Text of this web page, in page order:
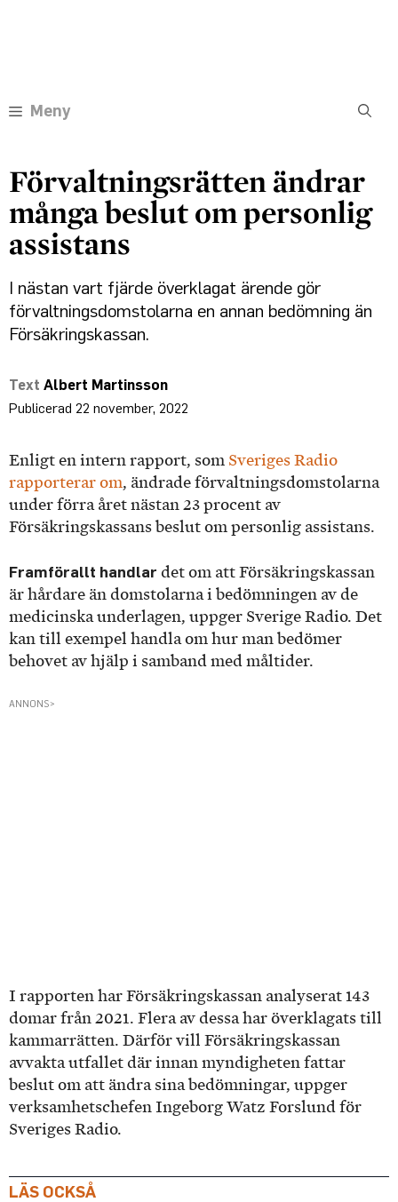
Meny
Förvaltningsrätten ändrar
många beslut om personlig
assistans
I nästan vart fjärde överklagat ärende gör
förvaltningsdomstolarna en annan bedömning än
Försäkringskassan.
Albert Martinsson
22 november, 2022
Enligt en intern rapport, som Sveriges Radio
rapporterar om, ändrade förvaltningsdomstolarna
under förra året nästan 23 procent av
Försäkringskassans beslut om personlig assistans.
Framförallt handlar det om att Försäkringskassan
är hårdare än domstolarna i bedömningen av de
medicinska underlagen, uppger Sverige Radio. Det
kan till exempel handla om hur man bedömer
behovet av hjälp i samband med måltider.
ANNONS>
I rapporten har Försäkringskassan analyserat 143
domar från 2021. Flera av dessa har överklagats till
kammarrätten. Därför vill Försäkringskassan
avvakta utfallet där innan myndigheten fattar
beslut om att ändra sina bedömningar, uppger
verksamhetschefen Ingeborg Watz Forslund för
Sveriges Radio.
LÄS OCKSÅ